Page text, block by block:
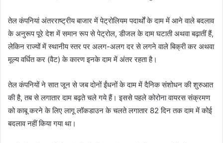
तेल कंपनियां अंतरराष्ट्रीय बाजार में पेट्रोलियम पदार्थों के दाम में आने वाले बदलाव
के अनुरूप पूरे देश में समान रूप से पेट्रोल, डीजल के दाम घटाती अथवा बढ़ातीं हैं,
लेकिन राज्यों में स्थानीय स्तर पर अलग-अलग दर से लगने वाले बिक्री कर अथवा
मूल्य वर्धित कर (वैट) के कारण इनके दाम में अंतर रहता है।
तेल कंपनियों ने सात जून से जब दोनों ईंधनों के दाम में दैनिक संशोधन की शुरुआत
की है, तब से लगातार दाम बढ़ते चले गये हैं। इससे पहले कोरोना वायरस संक्रमण
को काबू करने के लिए लागू लॉकडाउन के चलते लगातार 82 दिन तक दाम में कोई
बदलाव नहीं किया गया था।